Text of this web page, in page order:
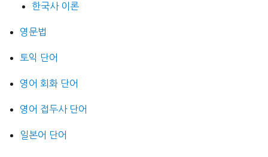
한국사 이론
영문법
토익 단어
영어 회화 단어
영어 접두사 단어
일본어 단어